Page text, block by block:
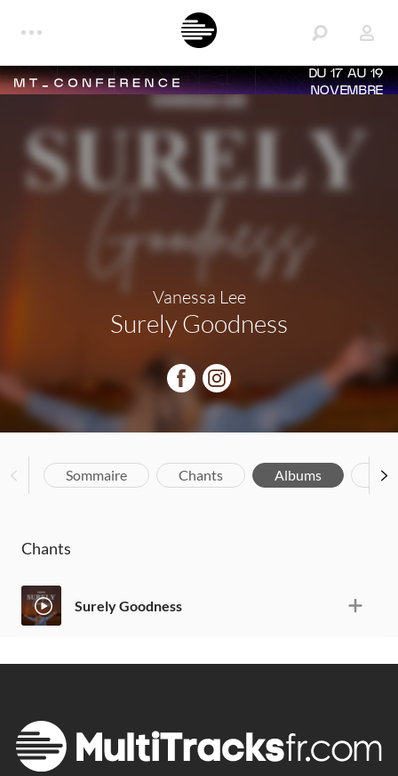
DU 17 AU 19
NOVEMBRE
Vanessa Lee
Surely Goodness
Sommaire Chants Albums
Chants
Surely Goodness